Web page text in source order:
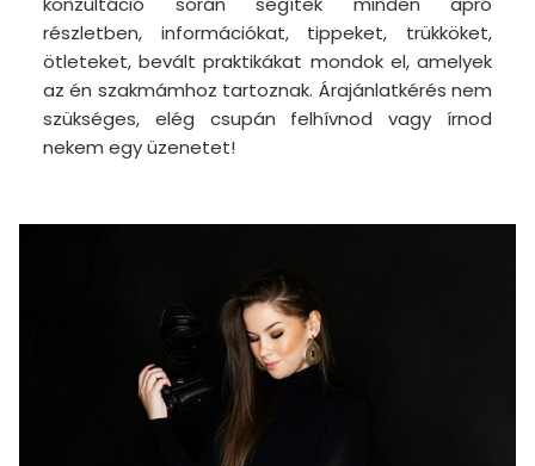
részletben, információkat, tippeket, trükköket,
ötleteket, bevált praktikákat mondok el, amelyek
az én szakmámhoz tartoznak. Árajánlatkérés nem
szükséges, elég csupán felhívnod vagy írnod
nekem egy üzenetet!